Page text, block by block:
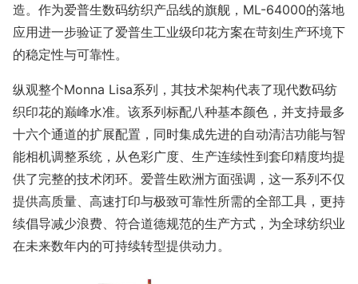
造。作为爱普生数码纺织产品线的旗舰，ML-64000的落地
应用进一步验证了爱普生工业级印花方案在苛刻生产环境下
的稳定性与可靠性。
纵观整个Monna Lisa系列，其技术架构代表了现代数码纺
织印花的巅峰水准。该系列标配八种基本颜色，并支持最多
十六个通道的扩展配置，同时集成先进的自动清洁功能与智
能相机调整系统，从色彩广度、生产连续性到套印精度均提
供了完整的技术闭环。爱普生欧洲方面强调，这一系列不仅
提供高质量、高速打印与极致可靠性所需的全部工具，更持
续倡导减少浪费、符合道德规范的生产方式，为全球纺织业
在未来数年内的可持续转型提供动力。